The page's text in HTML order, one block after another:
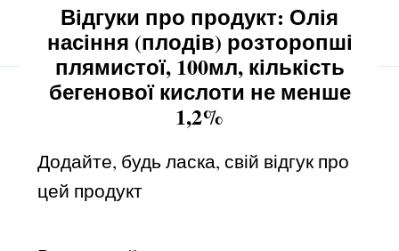
Відгуки про продукт: Олія
насіння (плодів) розторопші
плямистої, 100мл, кількість
бегенової кислоти не менше
1,2%
Додайте, будь ласка, свій відгук про
цей продукт